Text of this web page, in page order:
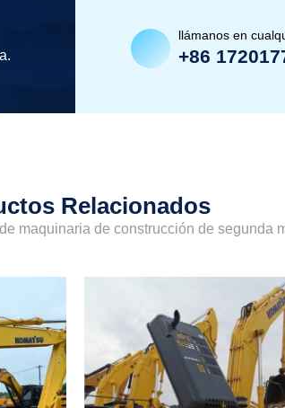
llámanos en
+86
Relacionados
maquinaria de construcción de segunda